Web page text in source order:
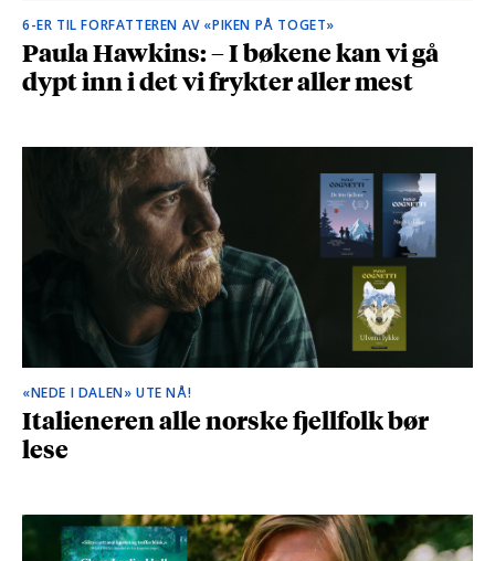
6-ER TIL FORFATTEREN AV «PIKEN PÅ TOGET»
Paula Hawkins: – I bøkene kan vi gå
dypt inn i det vi frykter aller mest
«NEDE I DALEN» UTE NÅ!
Italieneren alle norske fjellfolk bør
lese